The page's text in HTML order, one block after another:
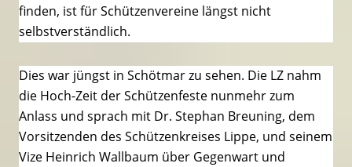
finden, ist für Schützenvereine längst nicht
selbstverständlich.
Dies war jüngst in Schötmar zu sehen. Die LZ nahm
die Hoch-Zeit der Schützenfeste nunmehr zum
Anlass und sprach mit Dr. Stephan Breuning, dem
Vorsitzenden des Schützenkreises Lippe, und seinem
Vize Heinrich Wallbaum über Gegenwart und